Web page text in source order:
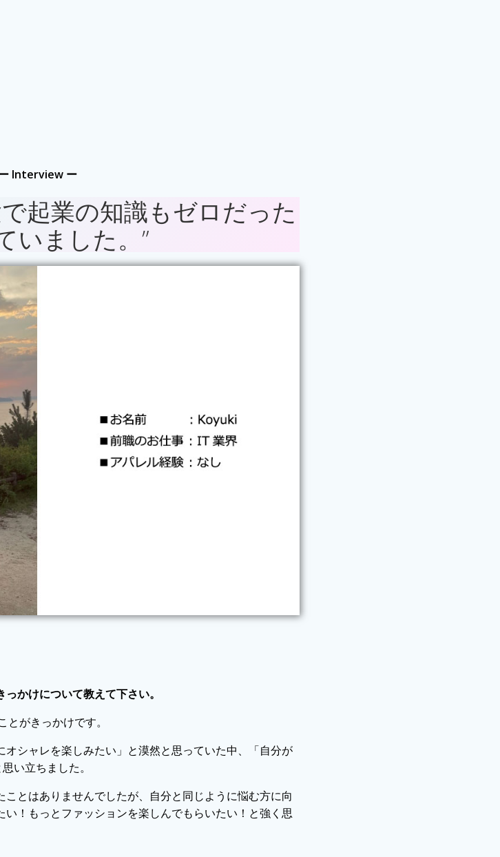
Interview ー
起業の知識もゼロだった
いました。”
かけについて教えて下さい。
がきっかけです。
オシャレを楽しみたい」と漠然と思っていた中、「自分が
い立ちました。
とはありませんでしたが、自分と同じように悩む方に向
！もっとファッションを楽しんでもらいたい！と強く思